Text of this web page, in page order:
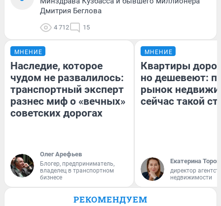
Дмитрия Беглова
4 712 15
МНЕНИЕ
Наследие, которое
чудом не развалилось:
транспортный эксперт
разнес миф о «вечных»
советских дорогах
Олег Арефьев
Блогер, предприниматель,
владелец в транспортном
бизнесе
МНЕНИЕ
Квартиры
но дешевеют:
рынок
сейчас такой
Екатерина
директор
недвижимости
РЕКОМЕНДУЕМ